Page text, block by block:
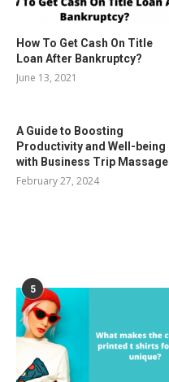
How To Get Cash On Title
Loan After Bankruptcy?
June 13, 2021
A Guide to Boosting
Productivity and Well-being
with Business Trip Massage
February 27, 2024
5